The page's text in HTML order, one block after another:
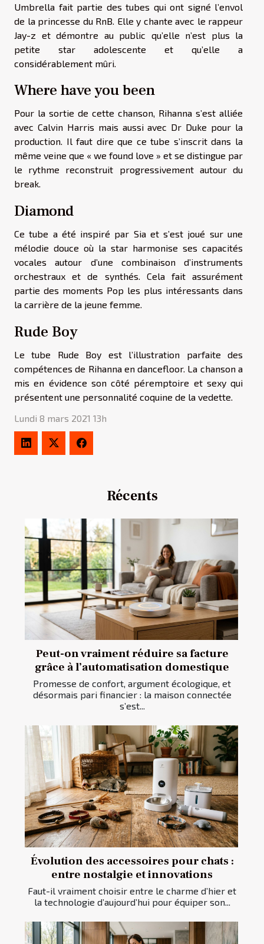
Umbrella fait partie des tubes qui ont signé l’envol
de la princesse du RnB. Elle y chante avec le rappeur
Jay-z et démontre au public qu’elle n’est plus la
petite star adolescente et qu’elle a
considérablement mûri.
Where have you been
Pour la sortie de cette chanson, Rihanna s’est alliée
avec Calvin Harris mais aussi avec Dr Duke pour la
production. Il faut dire que ce tube s’inscrit dans la
même veine que « we found love » et se distingue par
le rythme reconstruit progressivement autour du
break.
Diamond
Ce tube a été inspiré par Sia et s’est joué sur une
mélodie douce où la star harmonise ses capacités
vocales autour d’une combinaison d’instruments
orchestraux et de synthés. Cela fait assurément
partie des moments Pop les plus intéressants dans
la carrière de la jeune femme.
Rude Boy
Le tube Rude Boy est l’illustration parfaite des
compétences de Rihanna en dancefloor. La chanson a
mis en évidence son côté péremptoire et sexy qui
présentent une personnalité coquine de la vedette.
Lundi 8 mars 2021 13h
Récents
Peut-on vraiment réduire sa facture
grâce à l’automatisation domestique
Promesse de confort, argument écologique, et
désormais pari financier : la maison connectée
s’est...
Évolution des accessoires pour chats :
entre nostalgie et innovations
Faut-il vraiment choisir entre le charme d’hier et
la technologie d’aujourd’hui pour équiper son...